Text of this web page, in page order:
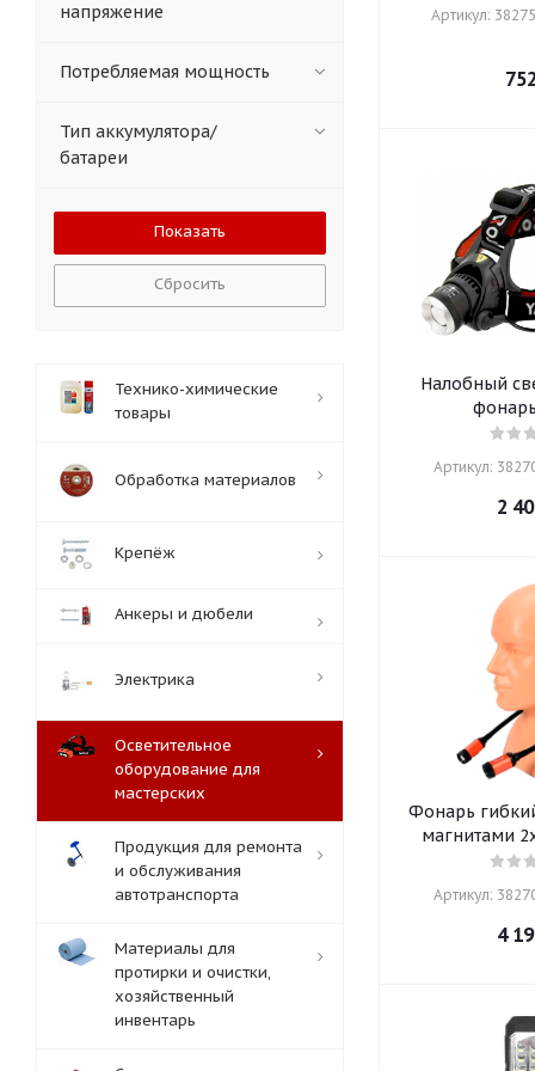
Артикул:
Налобный
Артикул:
2
Фонарь
магнитами
Артикул:
4
напряжение
Потребляемая мощность
Тип аккумулятора/
батареи
Сбросить
Технико-химические
товары
Обработка материалов
Крепёж
Анкеры и дюбели
Электрика
Осветительное
оборудование для
мастерских
Продукция для ремонта
и обслуживания
автотранспорта
Материалы для
протирки и очистки,
хозяйственный
инвентарь